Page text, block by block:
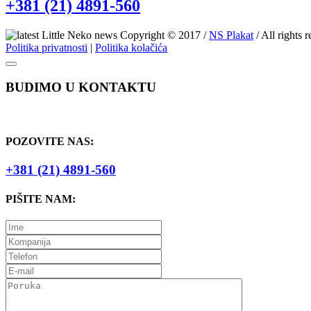
+381 (21) 4891-560
Copyright © 2017 /NS Plakat / All rights
Politika privatnosti | Politika kolačića
BUDIMO U KONTAKTU
POZOVITE NAS:
+381 (21) 4891-560
PIŠITE NAM: